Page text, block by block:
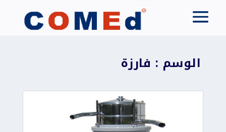
الوسم : فارزة